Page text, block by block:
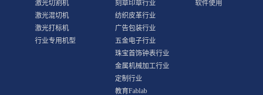
激光切割机
激光混切机
激光打标机
行业专用机型
刻章印章行业
纺织皮革行业
广告包装行业
五金电子行业
珠宝首饰钟表行业
金属机械加工行业
定制行业
教育Fablab
软件使用